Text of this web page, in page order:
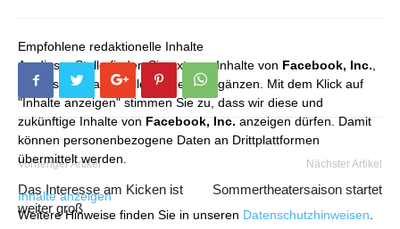
Empfohlene redaktionelle Inhalte
An dieser Stelle finden Sie externe Inhalte von Facebook, Inc.
die unser redaktionelles Angebot ergänzen. Mit dem Klick auf
"Inhalte anzeigen" stimmen Sie zu, dass wir diese und
zukünftige Inhalte von Facebook, Inc. anzeigen dürfen. Damit
können personenbezogene Daten an Drittplattformen
übermittelt werden.
Inhalte anzeigen
Weitere Hinweise finden Sie in unseren Datenschutzhinweisen
Vorheriger Artikel
Das Interesse am Kicken ist
weiter groß
Nächster Artikel
Sommertheatersaison startet